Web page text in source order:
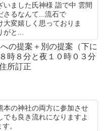
ました氏神様 詣で中 雲間
さるなんて...流石で
変嬉しく思っておりま
と...
の提案＋別の提案（下に
８分と夜１０時０３分
訂正
本の神社の両方に参加させ
も良き流れになりますよ
。